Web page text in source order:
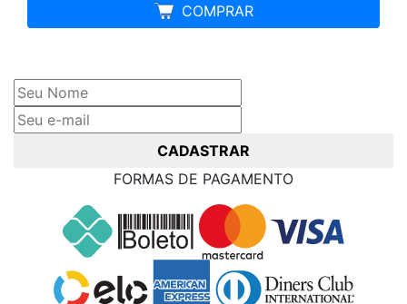
COMPRAR
MELHOR PREÇO
CADASTRAR
FORMAS DE PAGAMENTO